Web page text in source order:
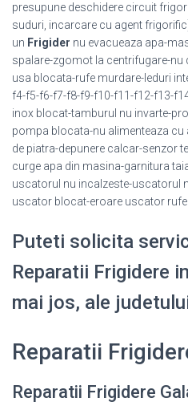
presupune deschidere circuit
suduri, incarcare cu agent
un Frigider nu evacueaza apa-
spalare-zgomot la centrifugare-nu
usa blocata-rufe murdare-leduri
f4-f5-f6-f7-f8-f9-f10-f11-f12-f13-
inox blocat-tamburul nu invarte-
pompa blocata-nu alimenteaza cu
de piatra-depunere calcar-senzor
curge apa din masina-garnitura
uscatorul nu incalzeste-uscatorul
uscator blocat-eroare uscator rufe
Puteti solicita
Reparatii Frigidere
mai jos, ale
Reparatii
Reparatii Frigidere